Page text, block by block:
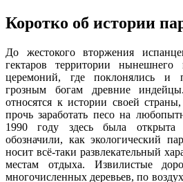
Коротко об истории
До жестокого вторжения
гектаров территории нынешнего
церемоний, где поклонялись и
грозным богам древние
относятся к истории своей
прочь заработать песо на
1990 году здесь была открыта
обозначили, как экологический
носит всё-таки развлекательный
местам отдыха. Извилистые
многочисленных деревьев, по